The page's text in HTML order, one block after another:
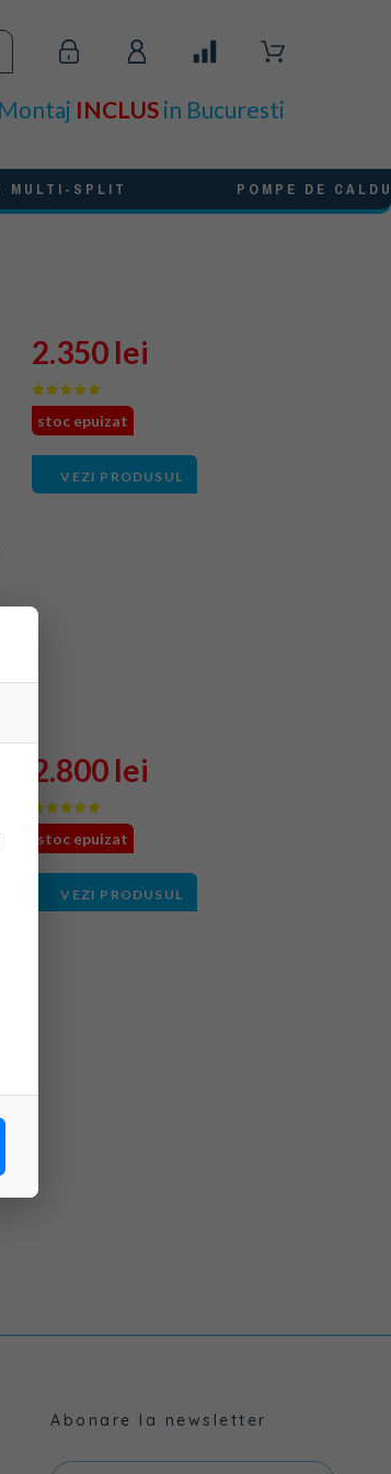
Montaj INCLUSin Bucuresti
MULTI-SPLIT POMPE DE
2.350 lei
stoc epuizat
VEZI PRODUSUL
2.800 lei
stoc epuizat
VEZI PRODUSUL
Abonare la newsletter